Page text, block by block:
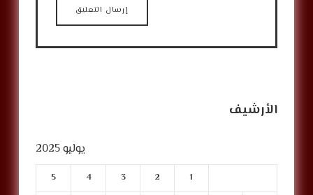
الأرشيف
يوليو 2025
1
2
3
4
5